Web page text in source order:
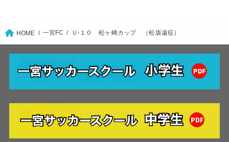
HOME 一宮FC Ｕ-１０ 松ヶ崎カップ （松坂遠征）